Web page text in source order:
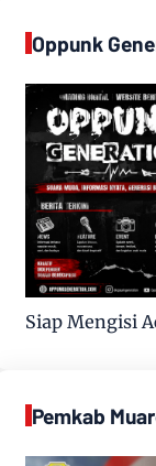
Oppunk
Siap Mengisi
Pemkab